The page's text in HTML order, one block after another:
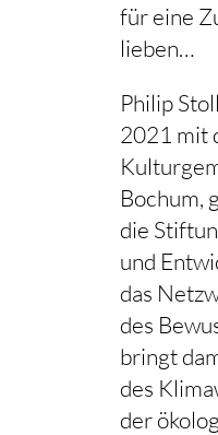
für eine
lieben…
Philip
2021 mit
Bochum,
die
und
das
des
bringt
des
der